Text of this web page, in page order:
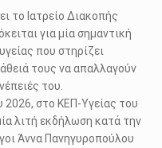
το Ιατρείο Διακοπής
για μία σημαντική
που στηρίζει
τους να απαλλαγούν
του.
2026, στο ΚΕΠ-Υγείας του
λιτή εκδήλωση κατά την
Άννα Πανηγυροπούλου